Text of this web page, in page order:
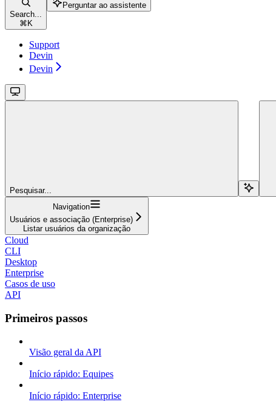
Search...
⌘ K
Perguntar ao assistente
Support
Devin
Devin
Pesquisar...
Navigation
Usuários e associação (Enterprise)
Listar usuários da organização
Cloud
CLI
Desktop
Enterprise
Casos de uso
API
Primeiros passos
Visão geral da API
Início rápido: Equipes
Início rápido: Enterprise